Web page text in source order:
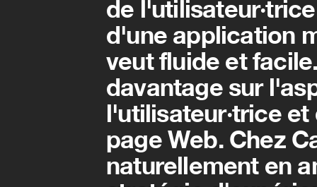
de
d'une application
veut fluide et
davantage sur
l'utilisateur·trice
page Web. Chez
naturellement en